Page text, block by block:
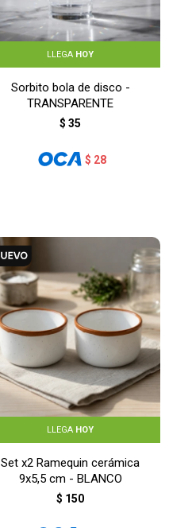
LLEGA HOY
Sorbito bola de disco -
TRANSPARENTE
$ 35
$ 28
LLEGA HOY
Set x2 Ramequin cerámica
9x5,5 cm - BLANCO
$ 150